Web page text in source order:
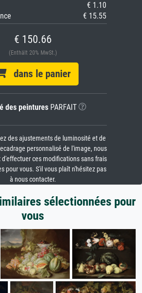
€ 1.10
€ 15.55
€ 150.66
(Enthält 20% MwSt.)
dans le panier
des peinturesPARFAIT
des ajustements de luminosité et de
personnalisé de l'image, nous
d'effectuer ces modifications sans frais
pour vous. S'il vous plaît n'hésitez pas
à nous contacter.
sélectionnées pour
vous